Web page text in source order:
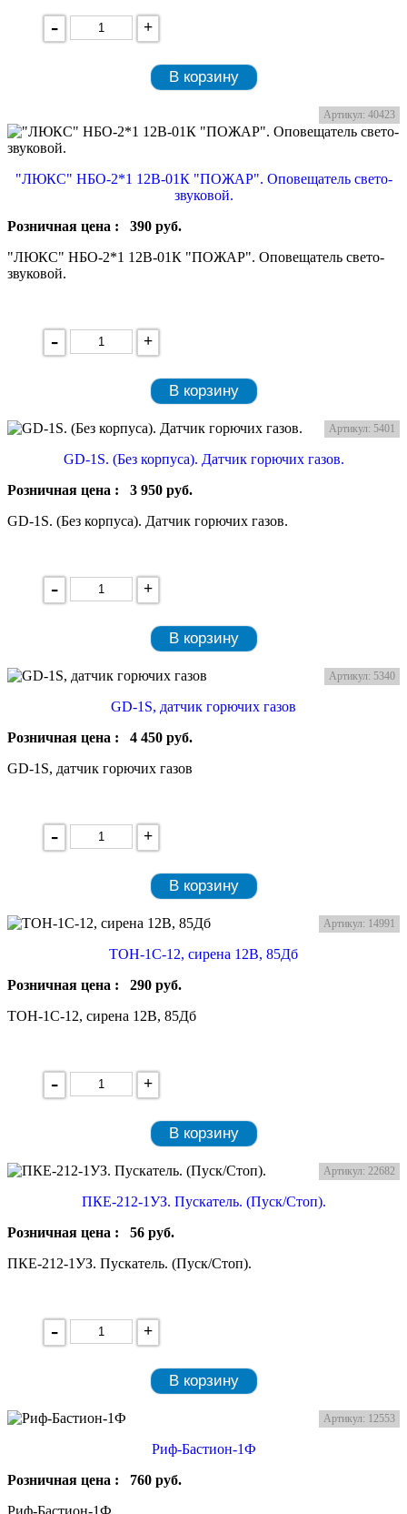
- +
В корзину
Артикул: 40423
"ЛЮКС" НБО-2*1 12В-01К "ПОЖАР". Оповещатель свето-
звуковой.
Розничная цена : 390 руб.
"ЛЮКС" НБО-2*1 12В-01К "ПОЖАР". Оповещатель свето-
звуковой.
- +
В корзину
Артикул: 5401
GD-1S. (Без корпуса). Датчик горючих газов.
Розничная цена : 3 950 руб.
GD-1S. (Без корпуса). Датчик горючих газов.
- +
В корзину
Артикул: 5340
GD-1S, датчик горючих газов
Розничная цена : 4 450 руб.
GD-1S, датчик горючих газов
- +
В корзину
Артикул: 14991
ТОН-1С-12, сирена 12В, 85Дб
Розничная цена : 290 руб.
ТОН-1С-12, сирена 12В, 85Дб
- +
В корзину
Артикул: 22682
ПКЕ-212-1УЗ. Пускатель. (Пуск/Стоп).
Розничная цена : 56 руб.
ПКЕ-212-1УЗ. Пускатель. (Пуск/Стоп).
- +
В корзину
Артикул: 12553
Риф-Бастион-1Ф
Розничная цена : 760 руб.
Риф-Бастион-1Ф